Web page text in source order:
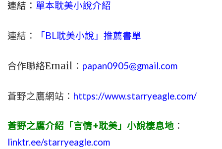
連結： 單本耽美小說介紹
連結： 「BL耽美小說」推薦書單
合作聯絡Email： papan0905@gmail.com
蒼野之鷹網站： https://www.starryeagle.com/
蒼野之鷹介紹「言情+耽美」小說棲息地 ：
linktr.ee/starryeagle.com